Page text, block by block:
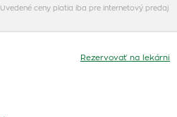
Uvedené ceny platia iba pre internetový predaj
Rezervovať na lekárni